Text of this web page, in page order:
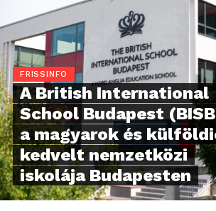
FRISSINFO
A British International
School Budapest
a magyarok és
kedvelt nemzetközi
iskolája Budapesten